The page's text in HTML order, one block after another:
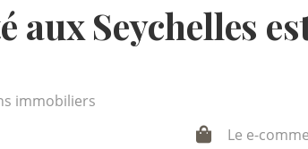
aux Seychelles
immobiliers
Le e-